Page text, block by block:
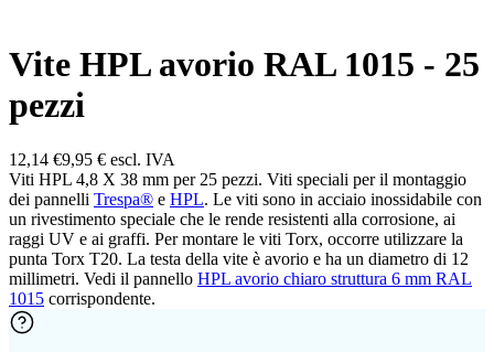
Vite HPL avorio RAL 1015 - 25
pezzi
12,14 €9,95 € escl. IVA
Viti HPL 4,8 X 38 mm per 25 pezzi. Viti speciali per il montaggio
dei pannelli Trespa® e HPL. Le viti sono in acciaio inossidabile con
un rivestimento speciale che le rende resistenti alla corrosione, ai
raggi UV e ai graffi. Per montare le viti Torx, occorre utilizzare la
punta Torx T20. La testa della vite è avorio e ha un diametro di 12
millimetri. Vedi il pannello HPL avorio chiaro struttura 6 mm RAL
1015 corrispondente.